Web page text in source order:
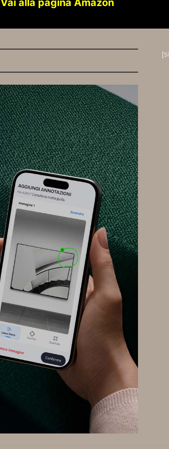
Vai alla pagina Amazon